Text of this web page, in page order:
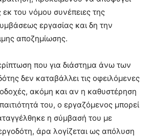
εκ του νόμου συνέπειες της
εργασίας και δη την
αποζημίωσης.
που για διάστημα άνω των
δεν καταβάλλει τις οφειλόμενες
ακόμη και αν η καθυστέρηση
του, ο εργαζόμενος μπορεί
η σύμβασή του με
άρα λογίζεται ως απόλυση